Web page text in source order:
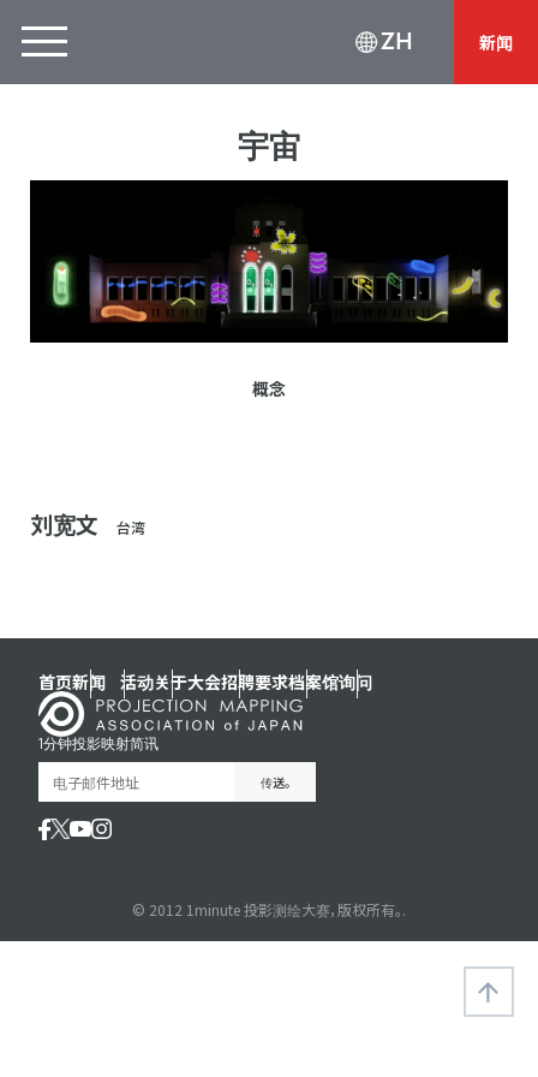
ZH 新闻
宇宙
概念
刘宽文 台湾
首页新闻 活动关于大会招聘要求档案馆询问
1分钟投影映射简讯
© 2012 1minute 投影测绘大赛，版权所有。.